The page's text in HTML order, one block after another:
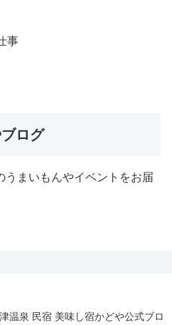
事
ログ
うまいもんやイベントをお届
温泉 民宿 美味し宿かどや公式ブロ